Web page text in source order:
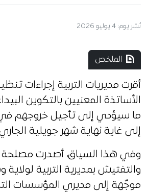
نُشر يوم: 4 يوليو 2026
الملخص
أقرت مديريات التربية إجراءات
الأساتذة المعنيين بالتكوين
ما سيؤدي إلى تأجيل خروجهم
إلى غاية نهاية شهر جويلية
وفي هذا السياق، أصدرت مصلحة
والتفتيش بمديرية التربية
موجّهة إلى مديري المؤسسات